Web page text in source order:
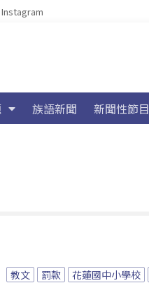
Instagram
族語新聞 新聞性節目
教文 罰款 花蓮國中小學校